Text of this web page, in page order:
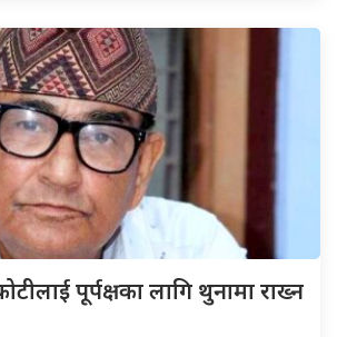
पूर्पक्षका लागि थुनामा राख्न